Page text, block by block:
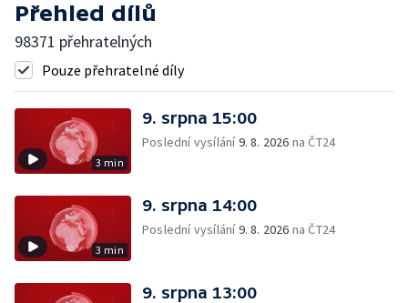
Přehled dílů
98371 přehratelných
Pouze přehratelné díly
3 min
9. srpna 15:00
Poslední vysílání9. 8. 2026 na ČT24
3 min
9. srpna 14:00
Poslední vysílání9. 8. 2026 na ČT24
9. srpna 13:00